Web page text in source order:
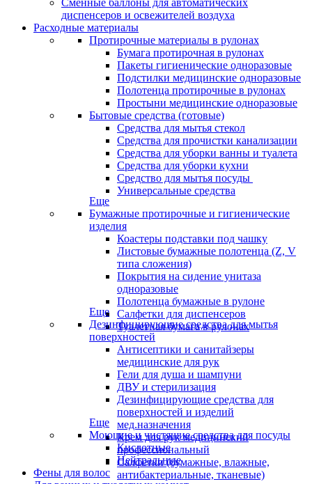
Сменные баллоны для автоматических
диспенсеров и освежителей воздуха
Расходные материалы
Протирочные материалы в рулонах
Бумага протирочная в рулонах
Пакеты гигиенические одноразовые
Подстилки медицинские одноразовые
Полотенца протирочные в рулонах
Простыни медицинские одноразовые
Бытовые средства (готовые)
Средства для мытья стекол
Средства для прочистки канализации
Средства для уборки ванны и туалета
Средства для уборки кухни
Средство для мытья посуды
Универсальные средства
Еще
Бумажные протирочные и гигиенические
изделия
Коастеры подставки под чашку
Листовые бумажные полотенца (Z, V
типа сложения)
Покрытия на сидение унитаза
одноразовые
Полотенца бумажные в рулоне
Салфетки для диспенсеров
Туалетная бумага в рулонах
Еще
Дезинфицирующие средства для мытья
поверхностей
Антисептики и санитайзеры
медицинские для рук
Гели для душа и шампуни
ДВУ и стерилизация
Дезинфицирующие средства для
поверхностей и изделий
мед.назначения
Крем для рук медицинский
профессиональный
Салфетки (бумажные, влажные,
антибактериальные, тканевые)
Еще
Моющие и чистящие средства для посуды
Кислотные
Нейтральные
Фены для волос